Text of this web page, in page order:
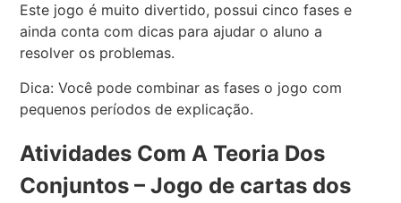
Este jogo é muito divertido, possui cinco fases e
ainda conta com dicas para ajudar o aluno a
resolver os problemas.
Dica: Você pode combinar as fases o jogo com
pequenos períodos de explicação.
Atividades Com A Teoria Dos
Conjuntos – Jogo de cartas dos